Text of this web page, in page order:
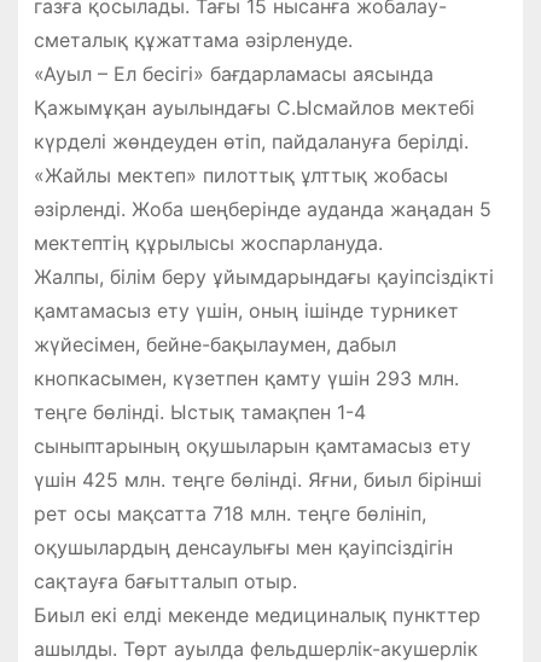
газға қосылады. Тағы 15 нысанға жобалау-
сметалық құжаттама әзірленуде.
«Ауыл – Ел бесігі» бағдарламасы аясында
Қажымұқан ауылындағы С.Ысмайлов мектебі
күрделі жөндеуден өтіп, пайдалануға берілді.
«Жайлы мектеп» пилоттық ұлттық жобасы
әзірленді. Жоба шеңберінде ауданда жаңадан 5
мектептің құрылысы жоспарлануда.
Жалпы, білім беру ұйымдарындағы қауіпсіздікті
қамтамасыз ету үшін, оның ішінде турникет
жүйесімен, бейне-бақылаумен, дабыл
кнопкасымен, күзетпен қамту үшін 293 млн.
теңге бөлінді. Ыстық тамақпен 1-4
сыныптарының оқушыларын қамтамасыз ету
үшін 425 млн. теңге бөлінді. Яғни, биыл бірінші
рет осы мақсатта 718 млн. теңге бөлініп,
оқушылардың денсаулығы мен қауіпсіздігін
сақтауға бағытталып отыр.
Биыл екі елді мекенде медициналық пункттер
ашылды. Төрт ауылда фельдшерлік-акушерлік